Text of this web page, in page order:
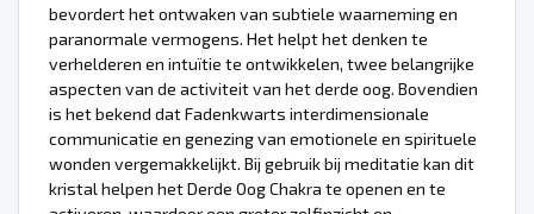
bevordert het ontwaken van subtiele waarneming en
paranormale vermogens. Het helpt het denken te
verhelderen en intuïtie te ontwikkelen, twee belangrijke
aspecten van de activiteit van het derde oog. Bovendien
is het bekend dat Fadenkwarts interdimensionale
communicatie en genezing van emotionele en spirituele
wonden vergemakkelijkt. Bij gebruik bij meditatie kan dit
kristal helpen het Derde Oog Chakra te openen en te